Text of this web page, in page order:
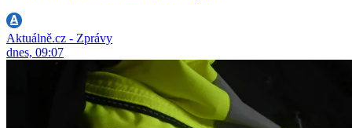
Aktuálně.cz - Zprávy
dnes, 09:07